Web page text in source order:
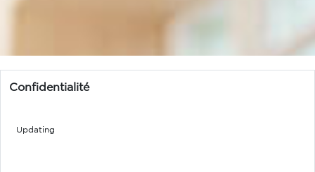
Confidentialité
Updating